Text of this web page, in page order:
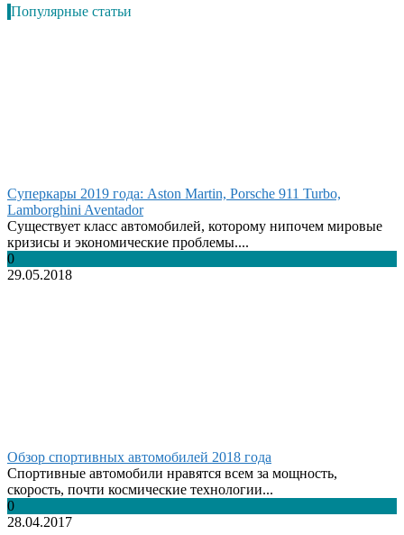
Популярные статьи
Суперкары 2019 года: Aston Martin, Porsche 911 Turbo,
Lamborghini Aventador
Существует класс автомобилей, которому нипочем мировые
кризисы и экономические проблемы....
0
29.05.2018
Обзор спортивных автомобилей 2018 года
Спортивные автомобили нравятся всем за мощность,
скорость, почти космические технологии...
0
28.04.2017